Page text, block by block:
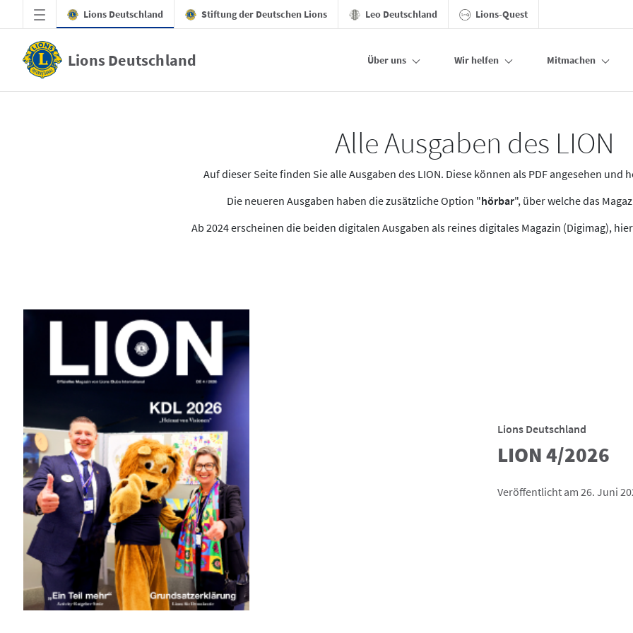
Zum Hauptinhalt springen
Lions Deutschland Stiftung der Deutschen Lions Leo Deutschland Lions-Quest
Lions Deutschland Über uns Wir helfen Mitmachen
Alle Ausgaben des LION
Auf dieser Seite finden Sie alle Ausgaben des LION. Diese können als PDF angesehen und
Die neueren Ausgaben haben die zusätzliche Option "hörbar", über welche das
Ab 2024 erscheinen die beiden digitalen Ausgaben als reines digitales Magazin (Digimag),
Lions Deutschland
LION 4/2026
Veröffentlicht am 26. Juni